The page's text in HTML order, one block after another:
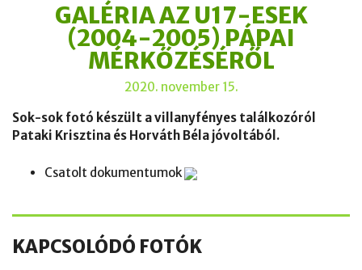
GALÉRIA AZ U17-ESEK
(2004-2005) PÁPAI
MÉRKŐZÉSÉRŐL
2020. november 15.
Sok-sok fotó készült a villanyfényes találkozóról
Pataki Krisztina és Horváth Béla jóvoltából.
Csatolt dokumentumok
KAPCSOLÓDÓ FOTÓK